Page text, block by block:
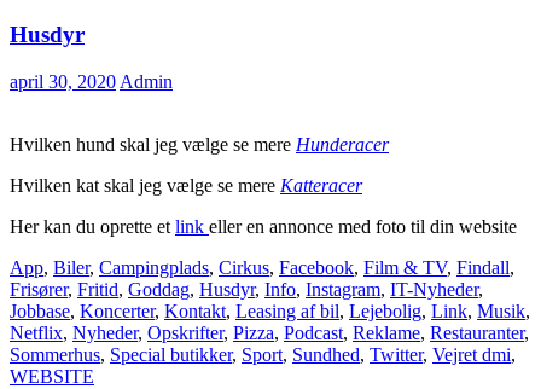
Husdyr
april 30, 2020 Admin
Hvilken hund skal jeg vælge se mere Hunderacer
Hvilken kat skal jeg vælge se mere Katteracer
Her kan du oprette et link eller en annonce med foto til din website
App, Biler, Campingplads, Cirkus, Facebook, Film & TV, Findall,
Frisører, Fritid, Goddag, Husdyr, Info, Instagram, IT-Nyheder,
Jobbase, Koncerter, Kontakt, Leasing af bil, Lejebolig, Link, Musik,
Netflix, Nyheder, Opskrifter, Pizza, Podcast, Reklame, Restauranter,
Sommerhus, Special butikker, Sport, Sundhed, Twitter, Vejret dmi,
WEBSITE